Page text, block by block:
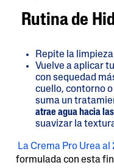
Rutina de
Repite la
Vuelve a aplicar
con sequedad
cuello, contorno
suma un
atrae agua hacia
suavizar la
La Crema Pro Urea
formulada con esta